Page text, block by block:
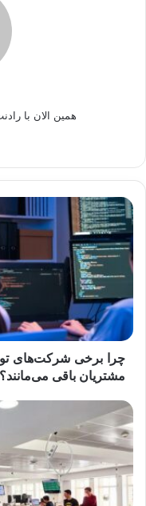
همین الان با رادنت
چرا
برخی
شرکت‌های
تولید
نرم‌افزار
دهه‌ها
مورد
اعتماد
مشتریان
باقی
چرا برخی شرکت‌های
مشتریان باقی می‌مانند؟
دانش
سازمانی؛
سرمایه
که
ارزش